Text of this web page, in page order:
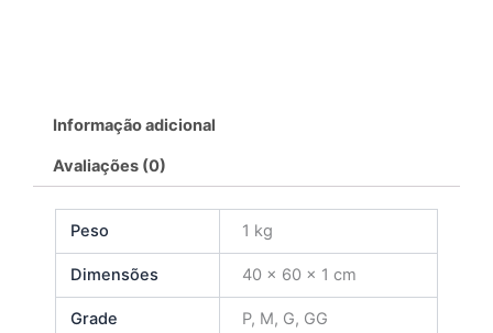
Informação adicional
Avaliações (0)
Peso 1 kg
Dimensões 40 × 60 × 1 cm
Grade P, M, G, GG